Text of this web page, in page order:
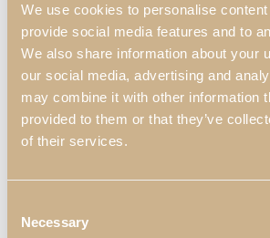
We use cookies to personalise
provide social media features and to
We also share information about your
our social media, advertising and
may combine it with other information
provided to them or that they’ve
of their services.
Selection
Necessary
Morada
Rua de Pêgas 159, Ap. 35
4590-563 Paços de Ferreira,
Telefone